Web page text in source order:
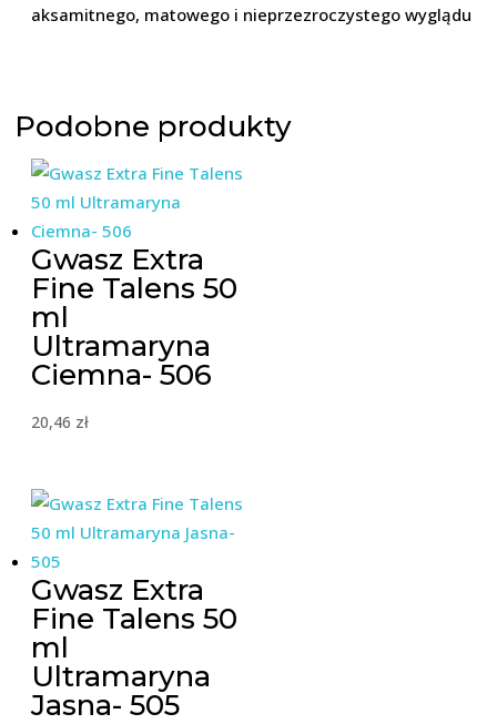
aksamitnego, matowego i nieprzezroczystego wyglądu
Podobne produkty
Gwasz Extra
Fine Talens 50
ml
Ultramaryna
Ciemna- 506
20,46 zł
Gwasz Extra
Fine Talens 50
ml
Ultramaryna
Jasna- 505